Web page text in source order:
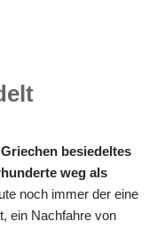
besiedeltes
weg als
noch immer der eine
ein Nachfahre von